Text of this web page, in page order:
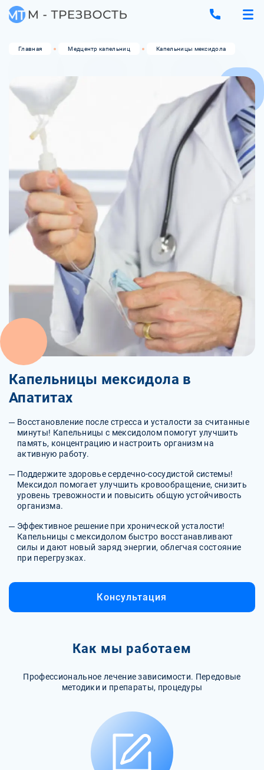
Главная Медцентр капельниц Капельницы мексидола
Капельницы мексидола в
Апатитах
Восстановление после стресса и усталости за считанные
минуты! Капельницы с мексидолом помогут улучшить
память, концентрацию и настроить организм на
активную работу.
Поддержите здоровье сердечно-сосудистой системы!
Мексидол помогает улучшить кровообращение, снизить
уровень тревожности и повысить общую устойчивость
организма.
Эффективное решение при хронической усталости!
Капельницы с мексидолом быстро восстанавливают
силы и дают новый заряд энергии, облегчая состояние
при перегрузках.
Консультация
Как мы работаем
Профессиональное лечение зависимости. Передовые
методики и препараты, процедуры